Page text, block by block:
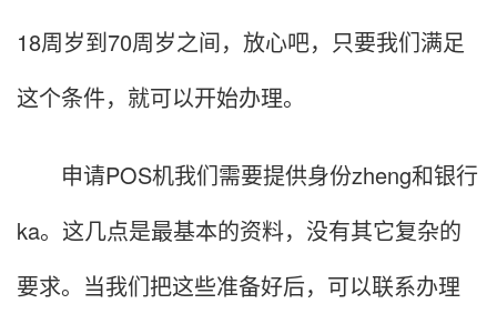
18周岁到70周岁之间，放心吧，只要我们满足
这个条件，就可以开始办理。
申请POS机我们需要提供身份zheng和银行
ka。这几点是最基本的资料，没有其它复杂的
要求。当我们把这些准备好后，可以联系办理